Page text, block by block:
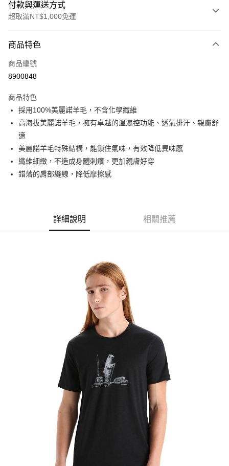
付款與運送方式
超取滿NT$1,000免運
信用卡一次付款
信用卡分期付款
合作金庫商業銀行
華南商業銀行
彰化商業銀行
上海商業儲蓄銀行
台北富邦商業銀行
國泰世華商業銀行
臺灣中小企業銀行
台中商業銀行
匯豐（台灣）商業銀行
華泰商業銀行
聯邦商業銀行
遠東國際商業銀行
元大商業銀行
6 期 0 利率 每期
華南商業銀行
彰化商業銀行
上海商業儲蓄銀行
國泰世華商業銀行
兆豐國際商業銀行
臺灣中小企業銀行
台中商業銀行
匯豐（台灣）商業銀行
台新國際商業銀行
中國信託商業銀行
台灣樂天信用卡公司
超商取貨付款
LINE Pay
Apple Pay
街口支付
【關於「AFTEE先享後付」】
AFTEE先享後付是「在收到商品之後才付款」的支付方式。 讓您購物簡單
１．簡單：不需註冊會員、不需綁卡、不需儲值。
２．便利：只要手機號碼，簡訊認證，即可結帳。
３．安心：先確認商品／服務後，再付款。
【「AFTEE先享後付」結帳流程】
１．於結帳方式選擇「AFTEE先享後付」後，將跳轉至「AFTEE先享後付」
結帳頁面，進行簡訊認證並確認金額後，即可完成結帳。
２．訂單成立數日內，您將收到繳費通知簡訊。
３．收到繳費通知簡訊後14天內，點擊此簡訊中的連結，可透過四大超商／
ATM／網路銀行／等多元方式進行付款，方視為交易完成。
※ 請注意：結帳手續完成當下不需立刻繳費，但若您需要取消訂單，請聯絡
購買商品的店家。未經商家同意取消之訂單仍視為有效，需透過AFTEE先享
後付繳納相關費用。
※ 交易是否成功請以「AFTEE先享後付 」之結帳頁面顯示為準，若有關於
是否繳費成功／繳費後需取消欲退款等相關疑問，請聯繫「AFTEE先享後付
https://netprotections.freshdesk.com/support/home
每筆NT$60，滿NT$1,000(含以上)免運費
每筆NT$60，滿NT$1,000(含以上)免運費
每筆NT$60，滿NT$1,000(含以上)免運費
付款後萊爾富取貨
每筆NT$60，滿NT$1,000(含以上)免運費
每筆NT$60，滿NT$1,000(含以上)免運費
商品特色
商品編號
8900848
商品特色
採用100%美麗諾羊毛，不含化學纖維
高海拔美麗諾羊毛，擁有卓越的溫濕控功能、透氣排汗、親膚舒
適
美麗諾羊毛特殊結構，能鎖住氣味，有效降低異味感
纖維細緻，不造成身體刺癢，更加親膚好穿
錯落的肩部縫線，降低摩擦感
詳細說明 相關推薦